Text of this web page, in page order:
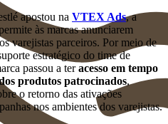
apostou na VTEX Ads, a
às marcas anunciarem
varejistas parceiros. Por meio de
estratégico do time de
passou a teracesso em tempo
produtos patrocinados,
o retorno das ativações
nos ambientes dos varejistas.